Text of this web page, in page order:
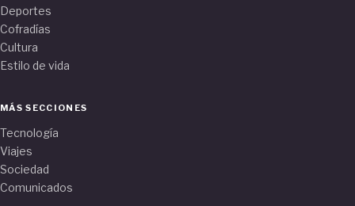
Deportes
Cofradías
Cultura
Estilo de vida
MÁS SECCIONES
Tecnología
Viajes
Sociedad
Comunicados